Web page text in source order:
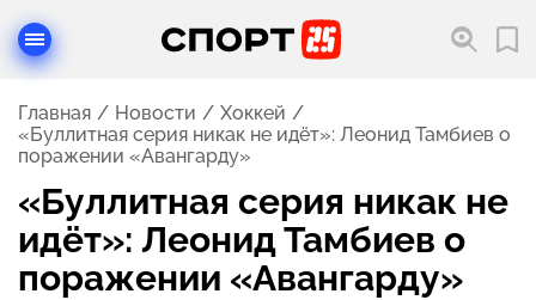
Главная Новости
Хоккей
«Буллитная серия никак не идёт»: Леонид Тамбиев о
поражении «Авангарду»
«Буллитная серия никак не
идёт»: Леонид Тамбиев о
поражении «Авангарду»